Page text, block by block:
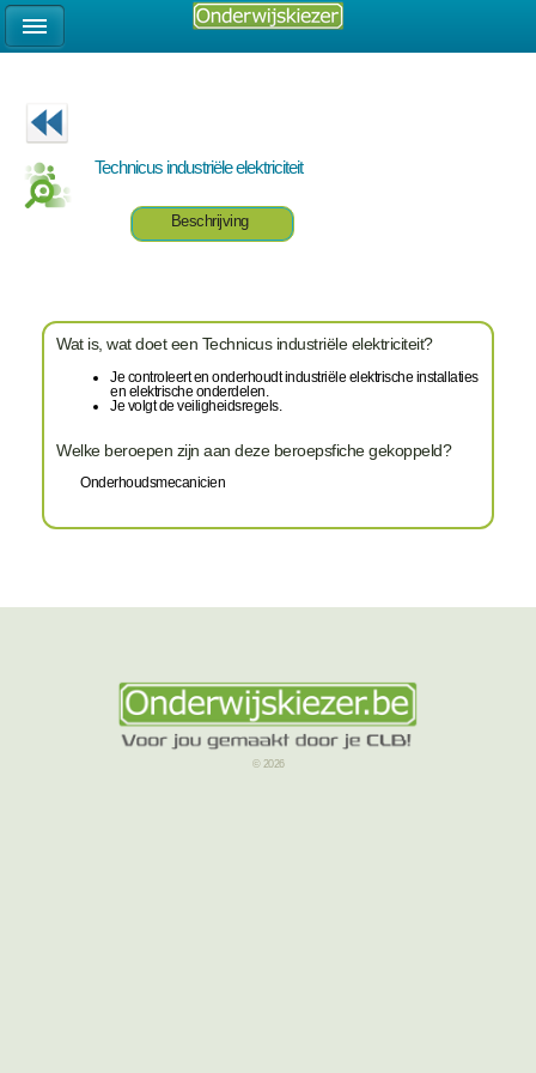
Technicus industriële elektriciteit
Beschrijving
Wat is, wat doet een Technicus industriële elektriciteit?
Je controleert en onderhoudt industriële elektrische installaties
en elektrische onderdelen.
Je volgt de veiligheidsregels.
Welke beroepen zijn aan deze beroepsfiche gekoppeld?
Onderhoudsmecanicien
© 2026